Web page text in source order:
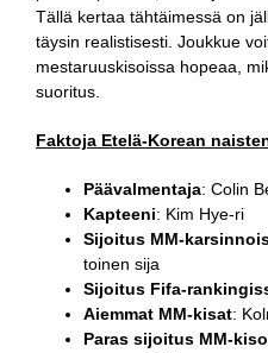
Tällä kertaa tähtäimessä on
täysin realistisesti. Joukkue
mestaruuskisoissa hopeaa,
suoritus.
Faktoja Etelä-Korean
Päävalmentaja: Colin
Kapteeni: Kim Hye-ri
Sijoitus MM-
toinen sija
Sijoitus Fifa-
Aiemmat MM-kisat:
Paras sijoitus MM-